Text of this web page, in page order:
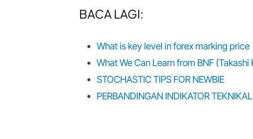
BACA LAGI:
What is key level in forex marking price
What We Can Learn from BNF
STOCHASTIC TIPS FOR NEWBIE
PERBANDINGAN INDIKATOR